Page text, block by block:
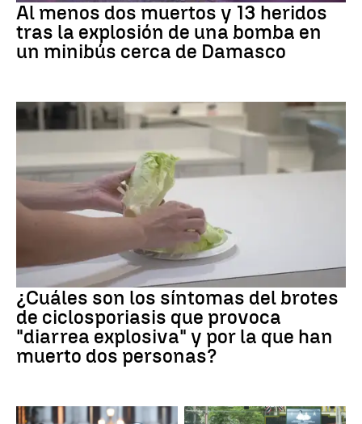
Al menos dos muertos y 13 heridos
tras la explosión de una bomba en
un minibús cerca de Damasco
Brote
¿Cuáles son los síntomas del brotes
de ciclosporiasis que provoca
"diarrea explosiva" y por la que han
muerto dos personas?